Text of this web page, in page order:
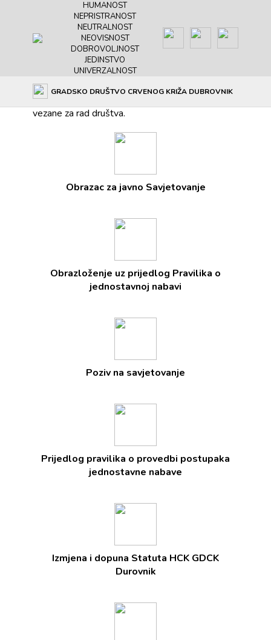
HUMANOST
NEPRISTRANOST
NEUTRALNOST
NEOVISNOST
DOBROVOLJNOST
JEDINSTVO
UNIVERZALNOST
GRADSKO DRUŠTVO CRVENOG KRIŽA DUBROVNIK
Važniji dokumenti
Ovdje možete pronaći najvažnije dokumente
vezane za rad društva.
Obrazac za javno Savjetovanje
Obrazloženje uz prijedlog Pravilika o
jednostavnoj nabavi
Poziv na savjetovanje
Prijedlog pravilika o provedbi postupaka
jednostavne nabave
Izmjena i dopuna Statuta HCK GDCK
Durovnik